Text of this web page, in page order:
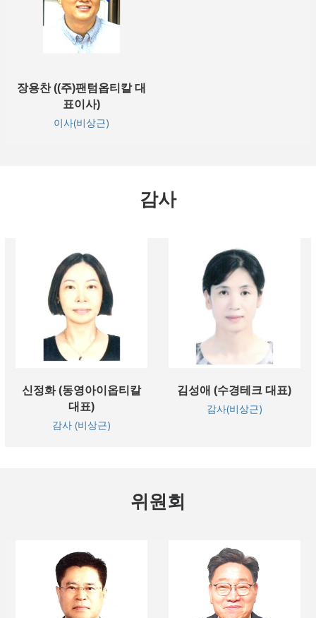
장용찬 ((주)팬텀옵티칼 대
표이사)
이사(비상근)
감사
신정화 (동영아이옵티칼
대표)
감사 (비상근)
김성애 (수경테크 대표)
감사(비상근)
위원회